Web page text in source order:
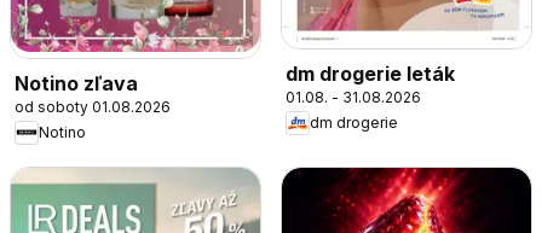
Notino zľava
od soboty 01.08.2026
Notino
dm drogerie leták
01.08. - 31.08.2026
dm drogerie